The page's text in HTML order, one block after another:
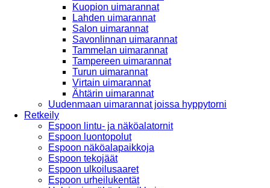
Kuopion uimarannat
Lahden uimarannat
Salon uimarannat
Savonlinnan uimarannat
Tammelan uimarannat
Tampereen uimarannat
Turun uimarannat
Virtain uimarannat
Ähtärin uimarannat
Uudenmaan uimarannat joissa hyppytorni
Retkeily
Espoon lintu- ja näköalatornit
Espoon luontopolut
Espoon näköalapaikkoja
Espoon tekojäät
Espoon ulkoilusaaret
Espoon urheilukentät